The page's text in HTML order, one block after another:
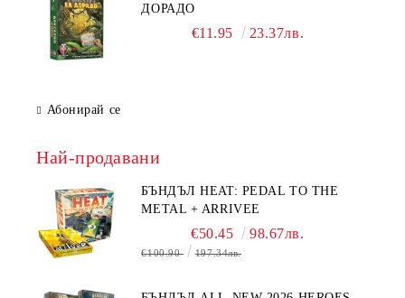
ДОРАДО
€11.95 23.37лв.
Абонирай се
Най-продавани
БЪНДЪЛ HEAT: PEDAL TO THE
METAL + ARRIVEE
€50.45 98.67лв.
€100.90 197.34лв.